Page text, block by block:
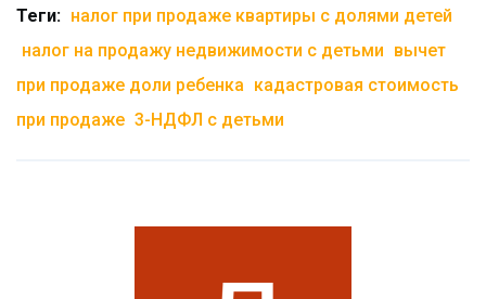
Теги: налог при продаже квартиры с долями детей
налог на продажу недвижимости с детьми вычет
при продаже доли ребенка кадастровая стоимость
при продаже 3-НДФЛ с детьми